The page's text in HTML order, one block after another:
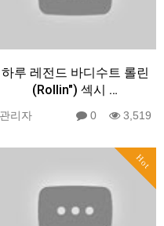
하루 레전드 바디수트 롤린
(Rollin") 섹시 …
관리자 0 3,519
Hot